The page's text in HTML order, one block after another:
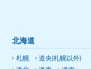
北海道
札幌
道央(札幌以外)